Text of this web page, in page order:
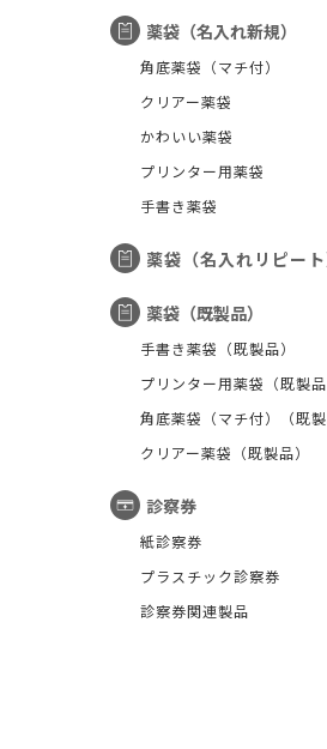
薬袋（名入れ新規）
角底薬袋（マチ付）
クリアー薬袋
かわいい薬袋
プリンター用薬袋
手書き薬袋
薬袋（名入れリピート
薬袋（既製品）
手書き薬袋（既製品）
プリンター用薬袋（既製品
角底薬袋（マチ付）（既製
クリアー薬袋（既製品）
診察券
紙診察券
プラスチック診察券
診察券関連製品